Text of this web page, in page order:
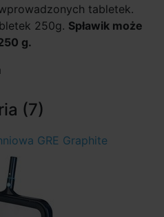
tabletek.
250g. Spławik może
g.
(7)
GRE Graphite